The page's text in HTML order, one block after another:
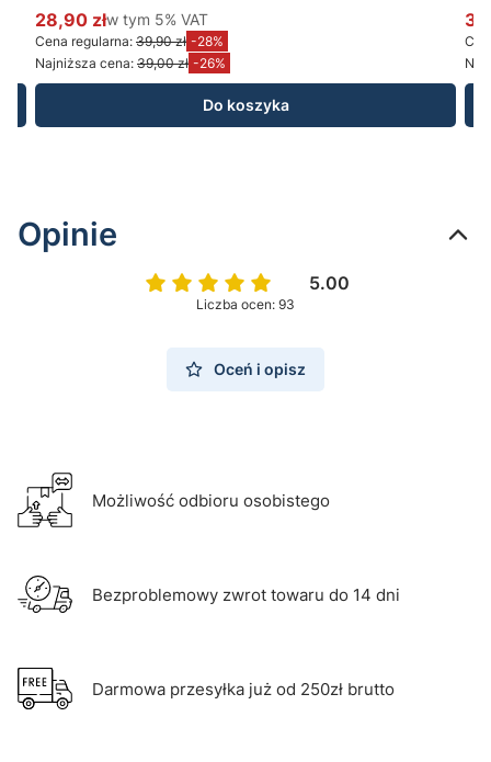
Cena promocyjna brutto
28,90 złw tym %s VAT
w tym 5% VAT
Cena regularna: 39,90 zł -28%
Najniższa cena: 39,00 zł -26%
Do koszyka
Opinie
5.00
Liczba ocen: 93
Oceń i opisz
Możliwość odbioru osobistego
Bezproblemowy zwrot towaru do 14 dni
Darmowa przesyłka już od 250zł brutto